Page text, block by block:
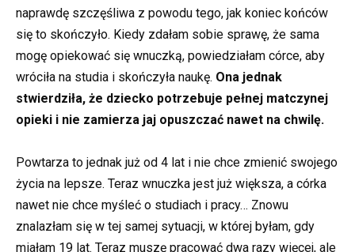
naprawdę szczęśliwa z powodu tego, jak koniec końców
się to skończyło. Kiedy zdałam sobie sprawę, że sama
mogę opiekować się wnuczką, powiedziałam córce, aby
wróciła na studia i skończyła naukę. Ona jednak
stwierdziła, że ​​dziecko potrzebuje pełnej matczynej
opieki i nie zamierza jaj opuszczać nawet na chwilę.
Powtarza to jednak już od 4 lat i nie chce zmienić swojego
życia na lepsze. Teraz wnuczka jest już większa, a córka
nawet nie chce myśleć o studiach i pracy… Znowu
znalazłam się w tej samej sytuacji, w której byłam, gdy
miałam 19 lat. Teraz muszę pracować dwa razy więcej, ale